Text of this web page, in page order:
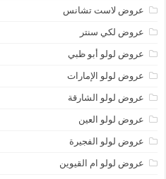
عروض لاست تشانس
عروض لكي سنتر
عروض لولو أبو ظبي
عروض لولو الإمارات
عروض لولو الشارقة
عروض لولو العين
عروض لولو الفجيرة
عروض لولو ام القيوين